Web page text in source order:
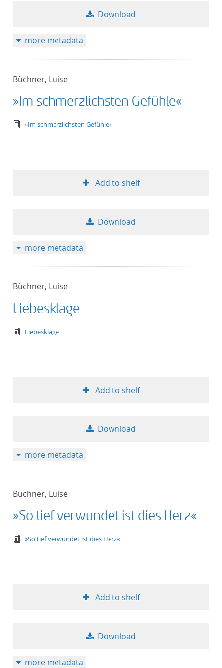
Download
more metadata
Büchner, Luise
»Im schmerzlichsten Gefühle«
text/tg.edition+tg.aggregation+xml
»Im schmerzlichsten Gefühle«
Add to shelf
Download
more metadata
Büchner, Luise
Liebesklage
text/tg.edition+tg.aggregation+xml
Liebesklage
Add to shelf
Download
more metadata
Büchner, Luise
»So tief verwundet ist dies Herz«
text/tg.edition+tg.aggregation+xml
»So tief verwundet ist dies Herz«
Add to shelf
Download
more metadata